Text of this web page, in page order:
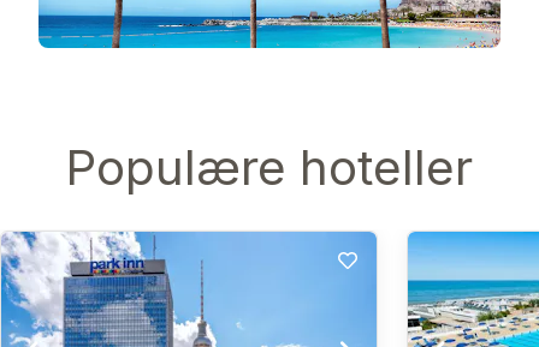
Populære hoteller